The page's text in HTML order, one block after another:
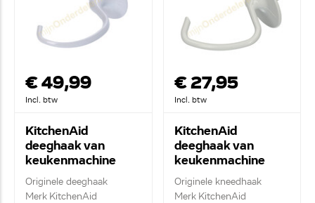
€ 49,99
Incl. btw
KitchenAid
deeghaak van
keukenmachine
K5ADH
W10674621
Originele deeghaak
Merk KitchenAid
€ 27,95
Incl. btw
KitchenAid
deeghaak van
keukenmachine
K45DH,
W10674618
Originele kneedhaak
Merk KitchenAid